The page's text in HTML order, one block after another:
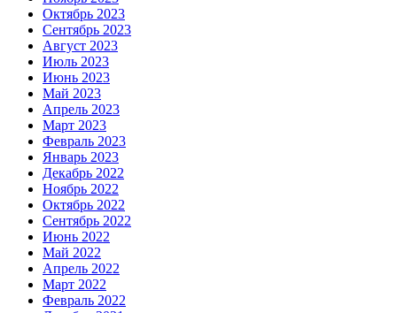
Октябрь 2023
Сентябрь 2023
Август 2023
Июль 2023
Июнь 2023
Май 2023
Апрель 2023
Март 2023
Февраль 2023
Январь 2023
Декабрь 2022
Ноябрь 2022
Октябрь 2022
Сентябрь 2022
Июнь 2022
Май 2022
Апрель 2022
Март 2022
Февраль 2022